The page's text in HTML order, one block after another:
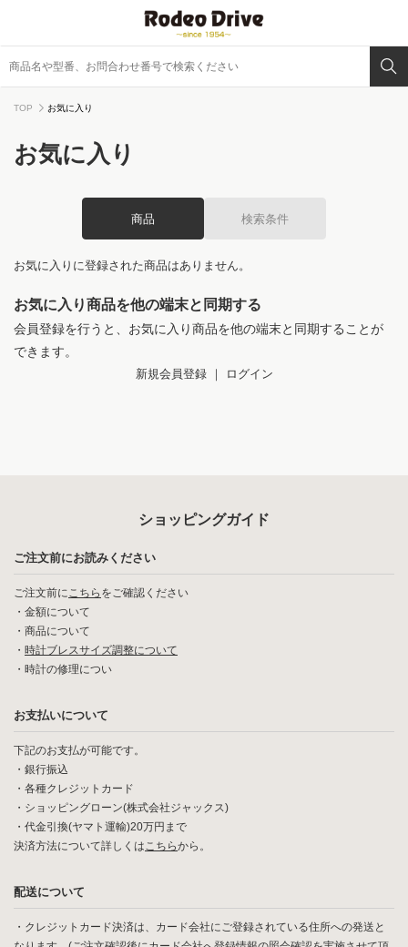
TOP お気に入り
お気に入り
商品 検索条件
お気に入りに登録された商品はありません。
お気に入り商品を他の端末と同期する
会員登録を行うと、お気に入り商品を他の端末と同期することが
できます。
新規会員登録｜ ログイン
ショッピングガイド
ご注文前にお読みください
ご注文前にこちら をご確認ください
・ 金額について
・ 商品について
・ 時計ブレスサイズ調整について
・ 時計の修理につい
お支払いについて
下記のお支払が可能です。
・銀行振込
・各種クレジットカード
・ショッピングローン(株式会社ジャックス)
・代金引換(ヤマト運輸)20万円まで
決済方法について詳しくはこちらから。
配送について
・クレジットカード決済は、カード会社にご登録されている住所への発送と